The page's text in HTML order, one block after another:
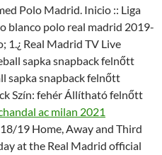
Polo Madrid. Inicio :: Liga
blanco polo real madrid 2019-
1.¿ Real Madrid TV Live
sapka snapback felnőtt
sapka snapback felnőtt
Szín: fehér Állítható felnőtt
ac milan 2021
19 Home, Away and Third
at the Real Madrid official